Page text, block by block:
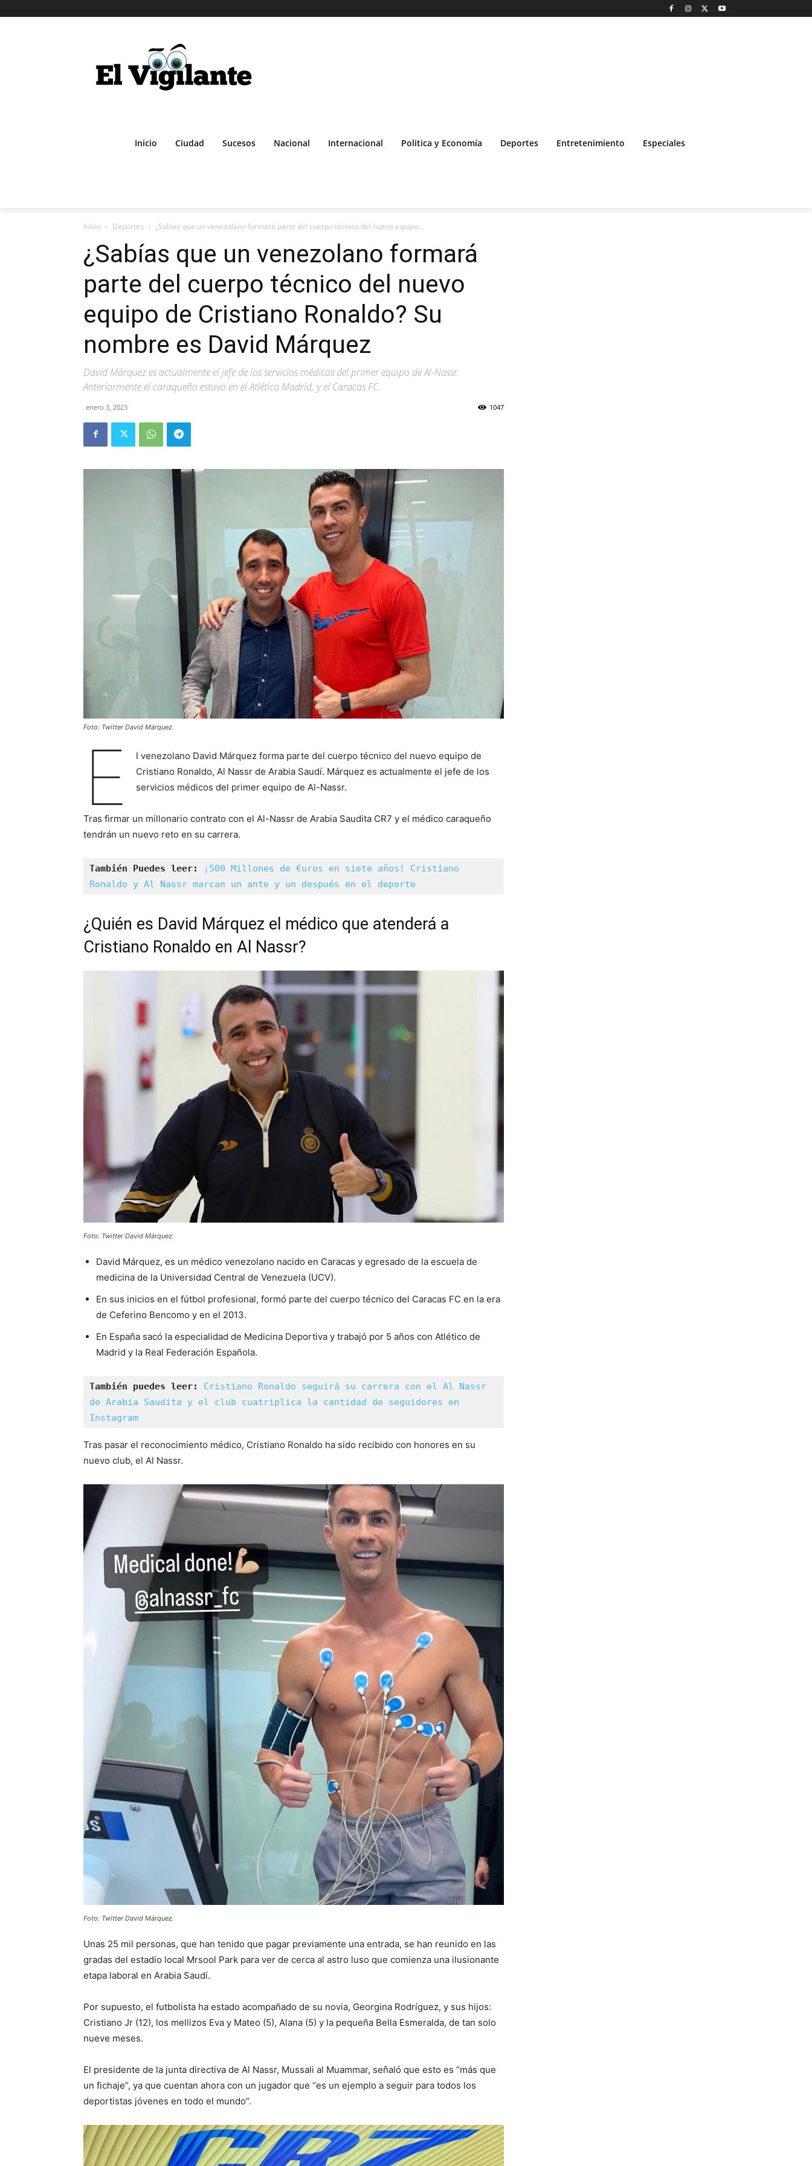
Inicio Ciudad Sucesos Nacional Internacional Politica y Economía Deportes Entretenimiento Especiales
Inicio Deportes ¿Sabías que un venezolano formará parte del cuerpo técnico del nuevo equipo...
¿Sabías que un venezolano formará
parte del cuerpo técnico del nuevo
equipo de Cristiano Ronaldo? Su
nombre es David Márquez
David Márquez es actualmente el jefe de los servicios médicos del primer equipo de Al-Nassr.
Anteriormente el caraqueño estuvo en el Atlético Madrid, y el Caracas FC.
enero 3, 2023 1047
Foto: Twitter David Márquez.
E
l venezolano David Márquez forma parte del cuerpo técnico del nuevo equipo de
Cristiano Ronaldo, Al Nassr de Arabia Saudí. Márquez es actualmente el jefe de los
servicios médicos del primer equipo de Al-Nassr.
Tras firmar un millonario contrato con el Al-Nassr de Arabia Saudita CR7 y el médico caraqueño
tendrán un nuevo reto en su carrera.
También Puedes leer:
¡500 Millones de €uros en siete años! Cristiano
Ronaldo y Al Nassr marcan un ante y un después en el deporte
¿Quién es David Márquez el médico que atenderá a
Cristiano Ronaldo en Al Nassr?
Foto: Twitter David Márquez.
David Márquez, es un médico venezolano nacido en Caracas y egresado de la escuela de
medicina de la Universidad Central de Venezuela (UCV).
En sus inicios en el fútbol profesional, formó parte del cuerpo técnico del Caracas FC en la era
de Ceferino Bencomo y en el 2013.
En España sacó la especialidad de Medicina Deportiva y trabajó por 5 años con Atlético de
Madrid y la Real Federación Española.
También puedes leer: Cristiano Ronaldo seguirá su carrera con el Al Nassr
de Arabia Saudita y el club cuatriplica la cantidad de seguidores en
Instagram
Tras pasar el reconocimiento médico, Cristiano Ronaldo ha sido recibido con honores en su
nuevo club, el Al Nassr.
Foto: Twitter David Márquez.
Unas 25 mil personas, que han tenido que pagar previamente una entrada, se han reunido en las
gradas del estadio local Mrsool Park para ver de cerca al astro luso que comienza una ilusionante
etapa laboral en Arabia Saudí.
Por supuesto, el futbolista ha estado acompañado de su novia, Georgina Rodríguez, y sus hijos:
Cristiano Jr (12), los mellizos Eva y Mateo (5), Alana (5) y la pequeña Bella Esmeralda, de tan solo
nueve meses.
El presidente de la junta directiva de Al Nassr, Mussali al Muammar, señaló que esto es “más que
un fichaje”, ya que cuentan ahora con un jugador que “es un ejemplo a seguir para todos los
deportistas jóvenes en todo el mundo”.